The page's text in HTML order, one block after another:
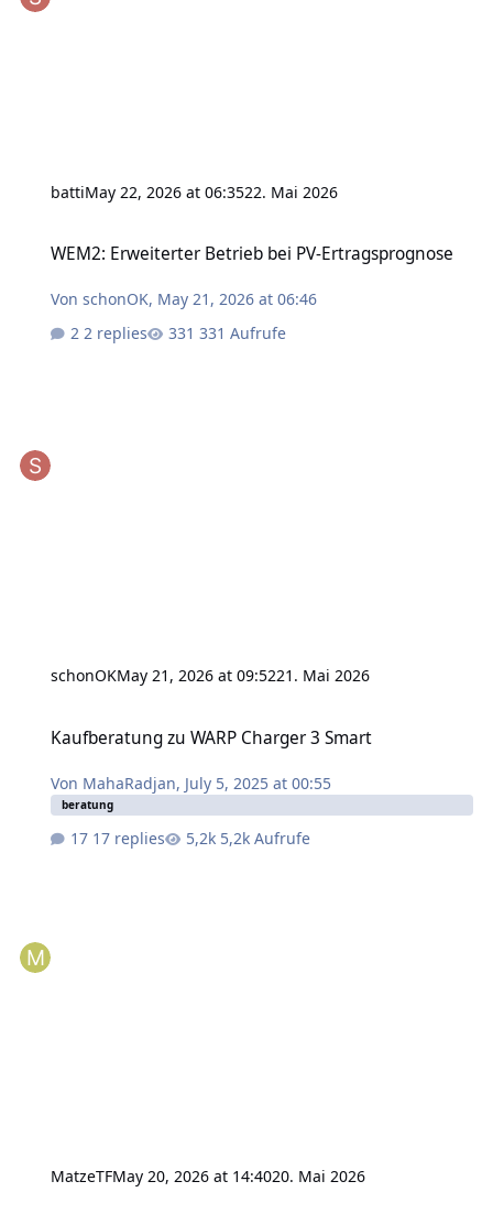
battiMay 22, 2026 at 06:3522. Mai 2026
WEM2: Erweiterter Betrieb bei PV-Ertragsprognose
VonschonOK, May 21, 2026 at 06:46
2 replies
331 Aufrufe
schonOKMay 21, 2026 at 09:5221. Mai 2026
Kaufberatung zu WARP Charger 3 Smart
Von MahaRadjan, July 5, 2025 at 00:55
beratung
17 replies 5,2k Aufrufe
MatzeTFMay 20, 2026 at 14:4020. Mai 2026